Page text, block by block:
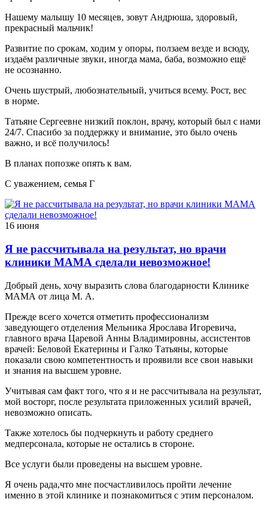
Нашему малышу 10 месяцев, зовут Андрюша, здоровый,
прекрасный мальчик!
Развитие по срокам, ходим у опоры, ползаем везде и всюду,
издаём различные звуки, иногда мама, баба, возможно ещё
не осознанно.
Очень шустрый, любознательный, учиться всему. Рост, вес
в норме.
Татьяне Сергеевне низкий поклон, врачу, который был с нами
24/7. Спасибо за поддержку и внимание, это было очень
важно, и всё получилось!
В планах попозже опять к вам.
С уважением, семья Г
16 июня
Я не рассчитывала на результат, но врачи
клиники МАМА сделали невозможное!
Добрый день, хочу выразить слова благодарности Клинике
МАМА от лица М. А.
Прежде всего хочется отметить профессионализм
заведующего отделения Мельника Ярослава Игоревича,
главного врача Царевой Анны Владимировны, ассистентов
врачей: Беловой Екатерины и Галко Татьяны, которые
показали свою компетентность и проявили все свои навыки
и знания на высшем уровне.
Учитывая сам факт того, что я и не рассчитывала на результат,
мой восторг, после результата приложенных усилий врачей,
невозможно описать.
Также хотелось бы подчеркнуть и работу среднего
медперсонала, которые не остались в стороне.
Все услуги были проведены на высшем уровне.
Я очень рада,что мне посчастливилось пройти лечение
именно в этой клинике и познакомиться с этим персоналом.